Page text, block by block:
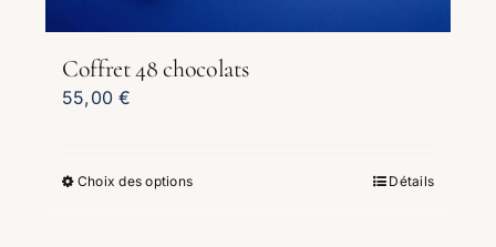
Coffret 48 chocolats
55,00€
Choix des optionsCe
Détails